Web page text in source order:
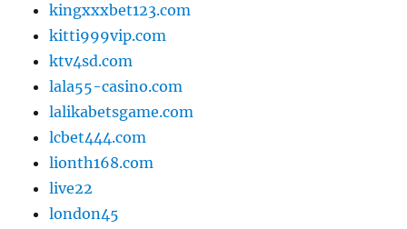
kingxxxbet123.com
kitti999vip.com
ktv4sd.com
lala55-casino.com
lalikabetsgame.com
lcbet444.com
lionth168.com
live22
london45